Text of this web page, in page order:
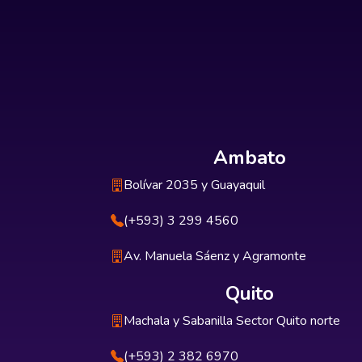
Ambato
Bolívar 2035 y Guayaquil
(+593) 3 299 4560
Av. Manuela Sáenz y Agramonte
Quito
Machala y Sabanilla Sector Quito norte
(+593) 2 382 6970